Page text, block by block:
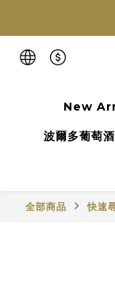
New
波爾多葡萄
全部商品 快速